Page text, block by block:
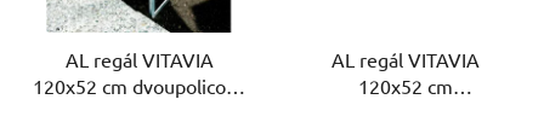
AL regál VITAVIA
120x52 cm dvoupolicový
AL regál VITAVIA
120x52 cm